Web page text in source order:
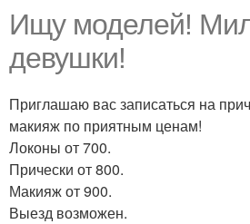
Ищу моделей!
девушки!
Приглашаю вас записаться на
макияж по приятным ценам!
Локоны от 700.
Прически от 800.
Макияж от 900.
Выезд возможен.